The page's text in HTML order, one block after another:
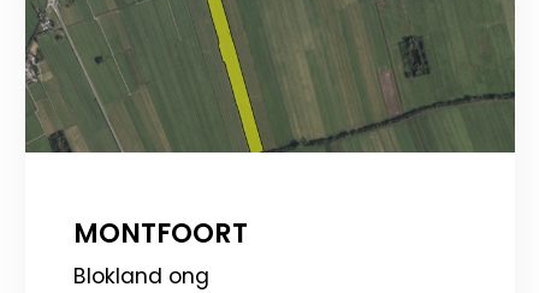
MONTFOORT
Blokland ong